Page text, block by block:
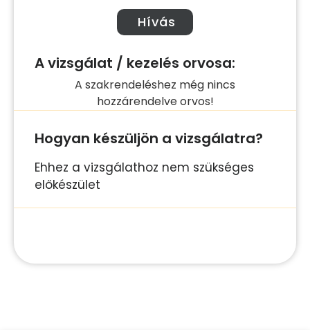
Hívás
A vizsgálat / kezelés orvosa:
A szakrendeléshez még nincs
hozzárendelve orvos!
Hogyan készüljön a vizsgálatra?
Ehhez a vizsgálathoz nem szükséges
előkészület